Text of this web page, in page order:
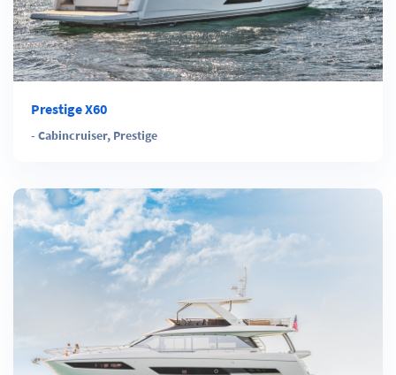
Prestige X60
- Cabincruiser, Prestige